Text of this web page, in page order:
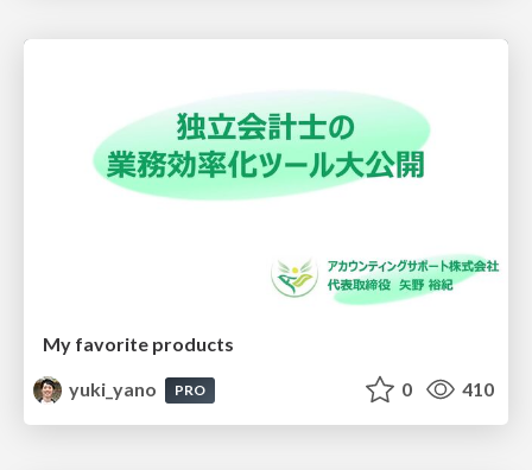
My favorite products
yuki_yano
PRO 0 410